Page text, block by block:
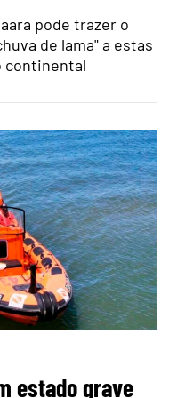
pode trazer o
de lama" a estas
continental
estado grave